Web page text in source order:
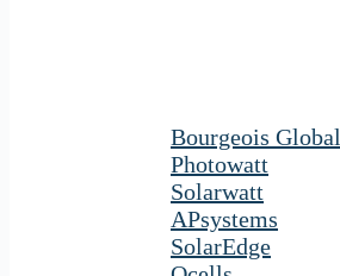
Bourgeois Global
Photowatt
Solarwatt
APsystems
SolarEdge